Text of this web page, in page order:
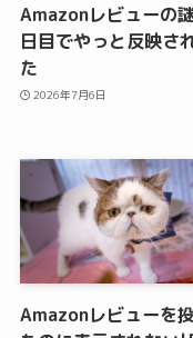
Amazonレビューの
日目でやっと反映さ
た
2026年7月6日
Amazonレビューを